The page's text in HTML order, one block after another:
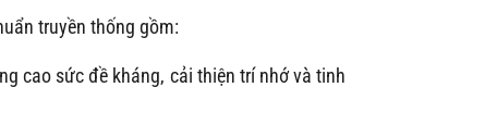
truyền thống gồm:
cao sức đề kháng, cải thiện trí nhớ và tinh